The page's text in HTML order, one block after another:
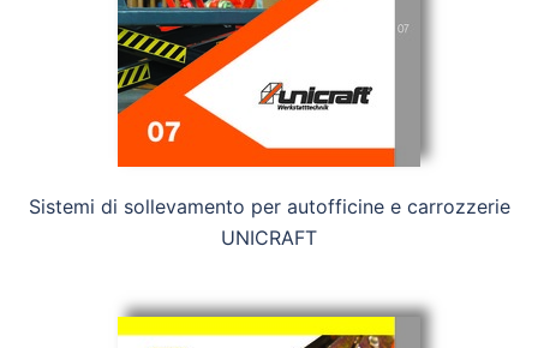
Sistemi di sollevamento per autofficine e carrozzerie
UNICRAFT